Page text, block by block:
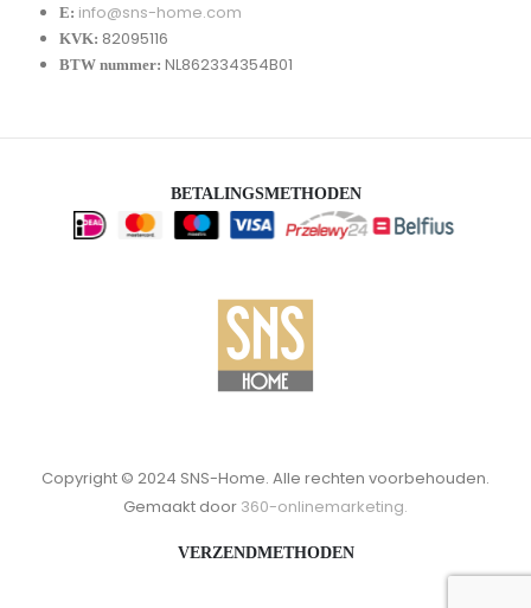
E: info@sns-home.com
KVK: 82095116
BTW nummer: NL862334354B01
BETALINGSMETHODEN
Copyright © 2024 SNS-Home. Alle rechten voorbehouden.
Gemaakt door 360-onlinemarketing.
VERZENDMETHODEN